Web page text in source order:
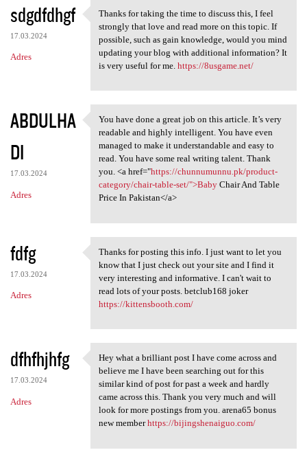
sdgdfdhgf
17.03.2024
Adres
Thanks for taking the time to
Thanks for taking the time to discuss this, I feel
strongly that love and read more on this topic. If
possible, such as gain knowledge, would you mind
updating your blog with additional information? It
is very useful for me. https://8usgame.net/
ABDULHA
DI
17.03.2024
Adres
You have done a great job on
You have done a great job on this article. It’s very
readable and highly intelligent. You have even
managed to make it understandable and easy to
read. You have some real writing talent. Thank
you. <a href="https://chunnumunnu.pk/product-
category/chair-table-set/">BabyChair And Table
Price In Pakistan</a>
fdfg
17.03.2024
Adres
Thanks for posting this info.
Thanks for posting this info. I just want to let you
know that I just check out your site and I find it
very interesting and informative. I can't wait to
read lots of your posts. betclub168 joker
https://kittensbooth.com/
dfhfhjhfg
17.03.2024
Adres
Hey what a brilliant post I
Hey what a brilliant post I have come across and
believe me I have been searching out for this
similar kind of post for past a week and hardly
came across this. Thank you very much and will
look for more postings from you. arena65 bonus
new memberhttps://bijingshenaiguo.com/